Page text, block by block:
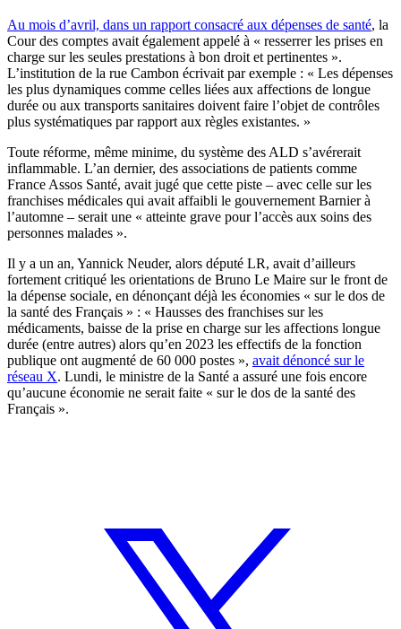
Au mois d’avril, dans un rapport consacré aux dépenses de santé, la
Cour des comptes avait également appelé à « resserrer les prises en
charge sur les seules prestations à bon droit et pertinentes ».
L’institution de la rue Cambon écrivait par exemple : « Les dépenses
les plus dynamiques comme celles liées aux affections de longue
durée ou aux transports sanitaires doivent faire l’objet de contrôles
plus systématiques par rapport aux règles existantes. »
Toute réforme, même minime, du système des ALD s’avérerait
inflammable. L’an dernier, des associations de patients comme
France Assos Santé, avait jugé que cette piste – avec celle sur les
franchises médicales qui avait affaibli le gouvernement Barnier à
l’automne – serait une « atteinte grave pour l’accès aux soins des
personnes malades ».
Il y a un an, Yannick Neuder, alors député LR, avait d’ailleurs
fortement critiqué les orientations de Bruno Le Maire sur le front de
la dépense sociale, en dénonçant déjà les économies « sur le dos de
la santé des Français » : « Hausses des franchises sur les
médicaments, baisse de la prise en charge sur les affections longue
durée (entre autres) alors qu’en 2023 les effectifs de la fonction
publique ont augmenté de 60 000 postes », avait dénoncé sur le
réseau X. Lundi, le ministre de la Santé a assuré une fois encore
qu’aucune économie ne serait faite « sur le dos de la santé des
Français ».